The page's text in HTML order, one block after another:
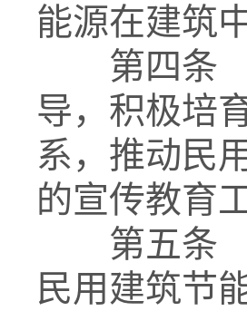
能源在建筑
第四条 各
导，积极培
系，推动民
的宣传教育
第五条 县
民用建筑节